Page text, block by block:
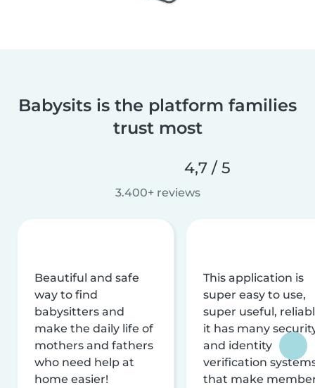
Babysits is the platform families
trust most
4,7 / 5
3.400+ reviews
Beautiful and safe
way to find
babysitters and
make the daily life of
mothers and fathers
who need help at
home easier!
This application is
super easy to use,
super useful,
it has many
and identity
verification
that make